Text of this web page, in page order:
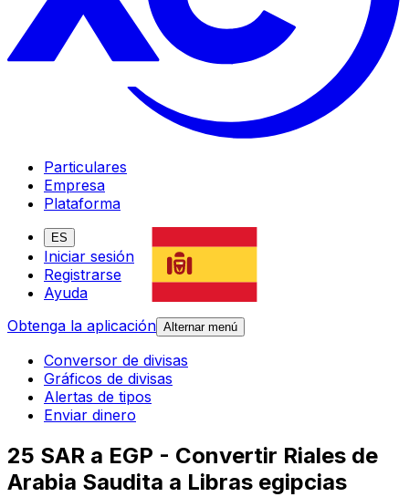
Particulares
Empresa
Plataforma
ES
Iniciar sesión
Registrarse
Ayuda
Obtenga la aplicación Alternar menú
Conversor de divisas
Gráficos de divisas
Alertas de tipos
Enviar dinero
25 SAR a EGP - Convertir Riales de
Arabia Saudita a Libras egipcias